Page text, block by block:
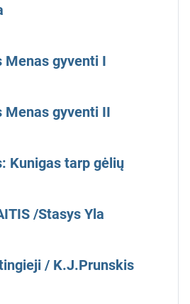
Menas gyventi I
Menas gyventi II
Kunigas tarp gėlių
/Stasys Yla
/ K.J.Prunskis